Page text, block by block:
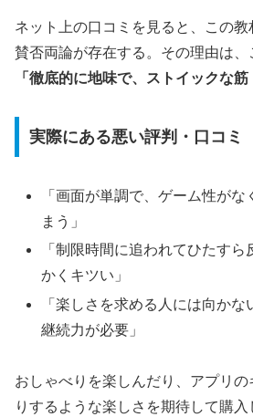
ネット上の口コミを見ると、この
賛否両論が存在する。その理由は
「徹底的に地味で、ストイックな筋
実際にある悪い評判・口コミ
「画面が単調で、ゲーム性が
まう」
「制限時間に追われてひたす
かくキツい」
「楽しさを求める人には向かな
継続力が必要」
おしゃべりを楽しんだり、アプリ
りするような楽しさを期待して購